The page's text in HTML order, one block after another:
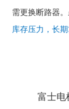
需更换断路器
库存压力，长
富士电